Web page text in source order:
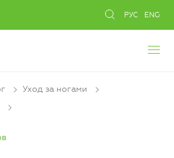
РУС ENG
Уход за ногами